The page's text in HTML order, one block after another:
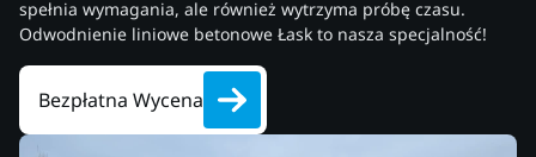
spełnia wymagania, ale również wytrzyma próbę czasu.
Odwodnienie liniowe betonowe Łask to nasza specjalność!
Bezpłatna Wycena